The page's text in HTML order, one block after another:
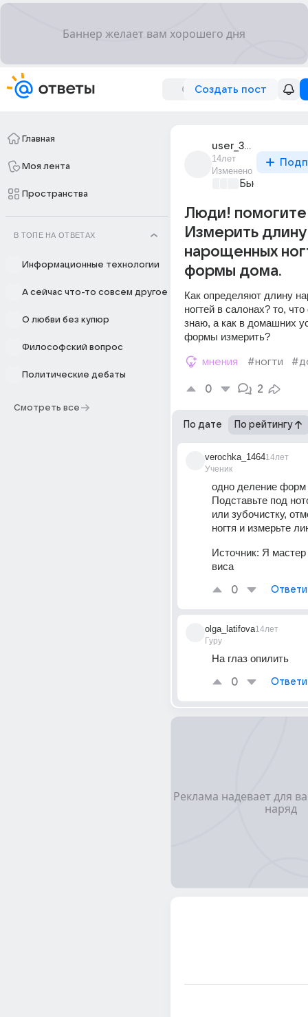
Создать пост
Главная
Моя лента
Пространства
В ТОПЕ НА ОТВЕТАХ
Информационные технологии
А сейчас что-то совсем другое
О любви без купюр
Философский вопрос
Политические дебаты
Смотреть все
user_3697574
14лет
Изменено
Бьютилэнд
Люди!
Измерить длину
нарощенных
формы дома.
Как определяют длину
ногтей в салонах? то,
знаю, а как в домашних
формы измерить?
мнения #ногти
0 2
По дате По рейтингу
verochka_1464
Ученик
14лет
одно деление
Подставьте под
или зубочистку,
ногтя и измерьте
Источник: Я мастер
виса
0
olga_latifova
Гуру
14лет
На глаз опилить
0